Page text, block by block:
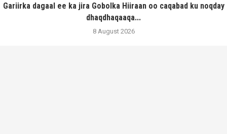
Gariirka dagaal ee ka jira Gobolka Hiiraan oo caqabad ku noqday
dhaqdhaqaaqa...
8 August 2026